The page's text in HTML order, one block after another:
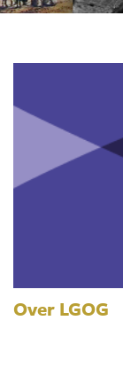
Over LGOG